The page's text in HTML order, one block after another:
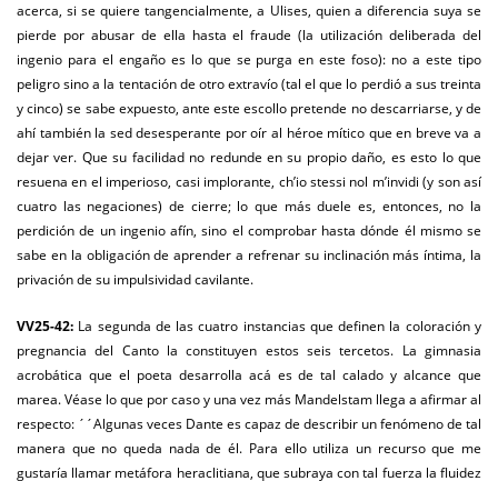
acerca, si se quiere tangencialmente, a Ulises, quien a diferencia suya se
pierde por abusar de ella hasta el fraude (la utilización deliberada del
ingenio para el engaño es lo que se purga en este foso): no a este tipo
peligro sino a la tentación de otro extravío (tal el que lo perdió a sus treinta
y cinco) se sabe expuesto, ante este escollo pretende no descarriarse, y de
ahí también la sed desesperante por oír al héroe mítico que en breve va a
dejar ver. Que su facilidad no redunde en su propio daño, es esto lo que
resuena en el imperioso, casi implorante, ch’io stessi nol m’invidi (y son así
cuatro las negaciones) de cierre; lo que más duele es, entonces, no la
perdición de un ingenio afín, sino el comprobar hasta dónde él mismo se
sabe en la obligación de aprender a refrenar su inclinación más íntima, la
privación de su impulsividad cavilante.
VV25-42: La segunda de las cuatro instancias que definen la coloración y
pregnancia del Canto la constituyen estos seis tercetos. La gimnasia
acrobática que el poeta desarrolla acá es de tal calado y alcance que
marea. Véase lo que por caso y una vez más Mandelstam llega a afirmar al
respecto: ´´Algunas veces Dante es capaz de describir un fenómeno de tal
manera que no queda nada de él. Para ello utiliza un recurso que me
gustaría llamar metáfora heraclitiana, que subraya con tal fuerza la fluidez